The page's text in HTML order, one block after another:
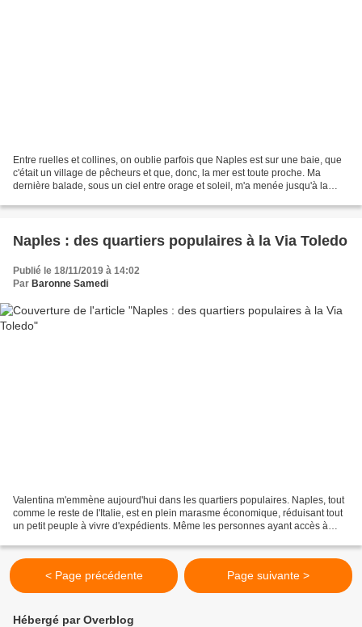
Entre ruelles et collines, on oublie parfois que Naples est sur une baie, que
c'était un village de pêcheurs et que, donc, la mer est toute proche. Ma
dernière balade, sous un ciel entre orage et soleil, m'a menée jusqu'à la
Naples : des quartiers populaires à la Via Toledo
Publié le 18/11/2019 à 14:02
Par Baronne Samedi
Valentina m'emmène aujourd'hui dans les quartiers populaires. Naples, tout
comme le reste de l'Italie, est en plein marasme économique, réduisant tout
un petit peuple à vivre d'expédients. Même les personnes ayant accès à
< Page précédente Page suivante >
Hébergé par Overblog